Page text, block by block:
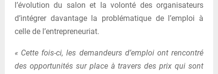
l’évolution du salon et la volonté des organisateurs
d’intégrer davantage la problématique de l’emploi à
celle de l’entrepreneuriat.
« Cette fois-ci, les demandeurs d’emploi ont rencontré
des opportunités sur place à travers des prix qui sont